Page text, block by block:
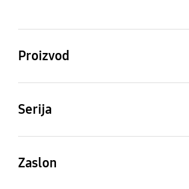
Proizvod
QLED
Serija
6
Zaslon